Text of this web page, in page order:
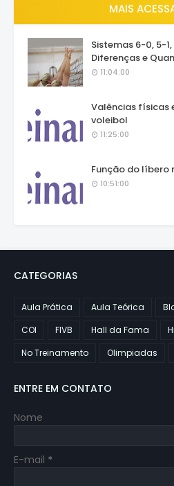
MAIS
Sistemas 6-0, 5-
Diferenças e
11:04:00
Valências físicas
voleibol
11:25:00
Função do líbero
10:51:00
CATEGORIAS
Aula Prática Aula Teórica
COI
FIVB Hall da Fama
No Treinamento
Olimpiadas
ENTRE EM CONTATO
Nome
E-mail *